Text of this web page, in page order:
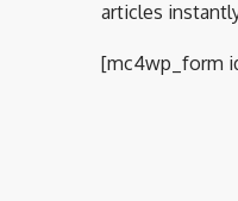
articles
[mc4wp_form